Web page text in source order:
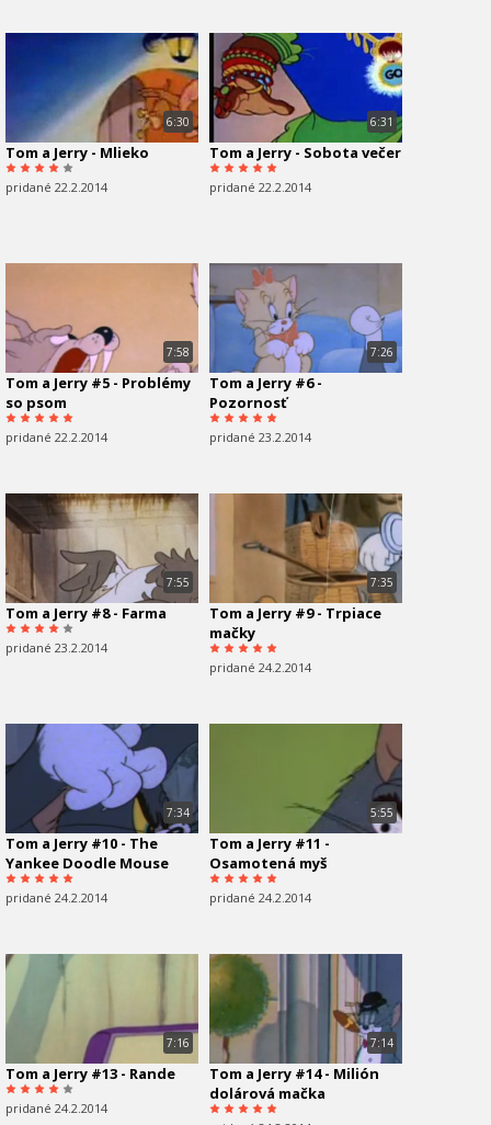
6:30
Tom a Jerry - Mlieko
pridané 22.2.2014
6:31
Tom a Jerry - Sobota večer
pridané 22.2.2014
7:58
Tom a Jerry #5 - Problémy
so psom
pridané 22.2.2014
7:26
Tom a Jerry #6 -
Pozornosť
pridané 23.2.2014
7:55
Tom a Jerry #8 - Farma
pridané 23.2.2014
7:35
Tom a Jerry #9 - Trpiace
mačky
pridané 24.2.2014
7:34
Tom a Jerry #10 - The
Yankee Doodle Mouse
pridané 24.2.2014
5:55
Tom a Jerry #11 -
Osamotená myš
pridané 24.2.2014
7:16
Tom a Jerry #13 - Rande
pridané 24.2.2014
7:14
Tom a Jerry #14 - Milión
dolárová mačka